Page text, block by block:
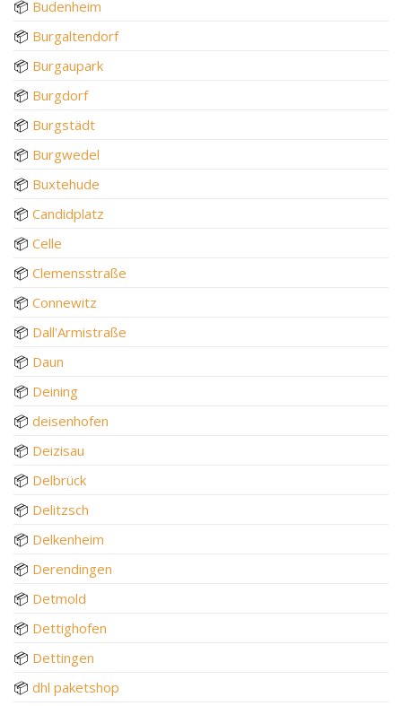
📦 Budenheim
📦 Burgaltendorf
📦 Burgaupark
📦 Burgdorf
📦 Burgstädt
📦 Burgwedel
📦 Buxtehude
📦 Candidplatz
📦 Celle
📦 Clemensstraße
📦 Connewitz
📦 Dall'Armistraße
📦 Daun
📦 Deining
📦 deisenhofen
📦 Deizisau
📦 Delbrück
📦 Delitzsch
📦 Delkenheim
📦 Derendingen
📦 Detmold
📦 Dettighofen
📦 Dettingen
📦 dhl paketshop